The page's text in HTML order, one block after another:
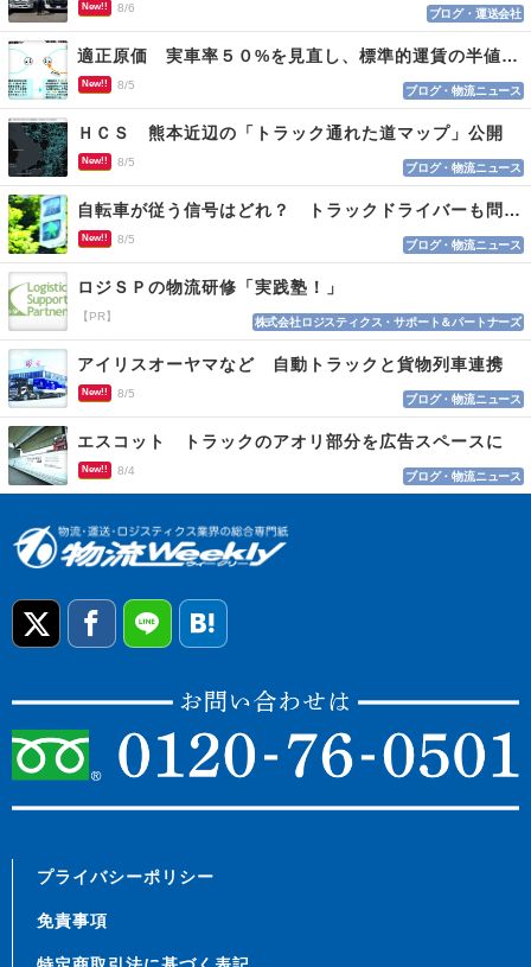
New!! 8/6 ブログ・運送会社
適正原価 実車率５０%を見直し、標準的運賃の半値の恐れも
New!! 8/5 ブログ・物流ニュース
ＨＣＳ 熊本近辺の「トラック通れた道マップ」公開
New!! 8/5 ブログ・物流ニュース
自転車が従う信号はどれ？ トラックドライバーも問われる認識
New!! 8/5 ブログ・物流ニュース
ロジＳＰの物流研修「実践塾！」
【PR】 株式会社ロジスティクス・サポート＆パートナーズ
アイリスオーヤマなど 自動トラックと貨物列車連携
New!! 8/5 ブログ・物流ニュース
エスコット トラックのアオリ部分を広告スペースに
New!! 8/4 ブログ・物流ニュース
プライバシーポリシー
免責事項